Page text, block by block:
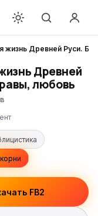
жизнь Древней Руси.
Древней
любовь
FB2